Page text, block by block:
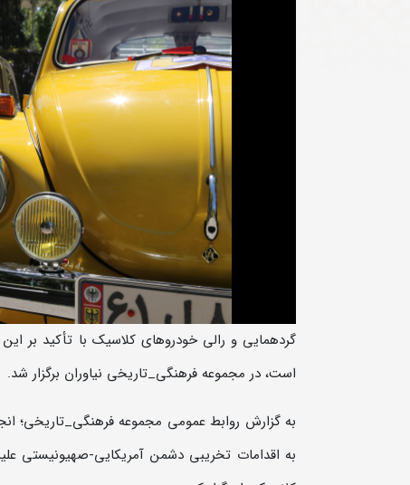
گردهمایی و رالی خودروهای کلاسیک با تأکید بر
است، در مجموعه فرهنگی_تاریخی نیاوران برگزار شد.
به گزارش روابط عمومی مجموعه فرهنگی_تاریخی؛
به اقدامات تخریبی دشمن آمریکایی-صهیونیستی